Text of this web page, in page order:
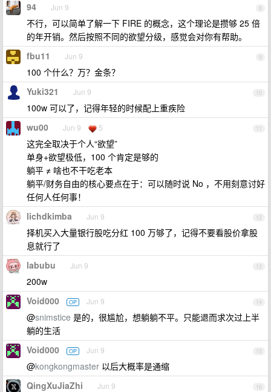
8
94 Jun 9
不行，可以简单了解一下 FIRE 的概念，这个理论是攒够 25 倍
的年开销。然后按照不同的欲望分级，感觉会对你有帮助。
9
fbu11 Jun 9
100 个什么？万？金条？
10
Yuki321 Jun 9
100w 可以了，记得年轻的时候配上重疾险
11
wu00 Jun 9 5
这完全取决于个人“欲望”
单身+欲望极低，100 个肯定是够的
躺平 ≠ 啥也不干吃老本
躺平/财务自由的核心要点在于：可以随时说 No ，不用刻意讨好
任何人任何事！
12
lichdkimba Jun 9
择机买入大量银行股吃分红 100 万够了，记得不要看股价拿股
息就行了
13
labubu Jun 9
200w
14
Void000 OP Jun 9
@snimstice 是的，很尴尬，想躺躺不平。只能退而求次过上半
躺的生活
15
Void000 OP Jun 9
@kongkongmaster 以后大概率是通缩
16
QingXuJiaZhi Jun 9